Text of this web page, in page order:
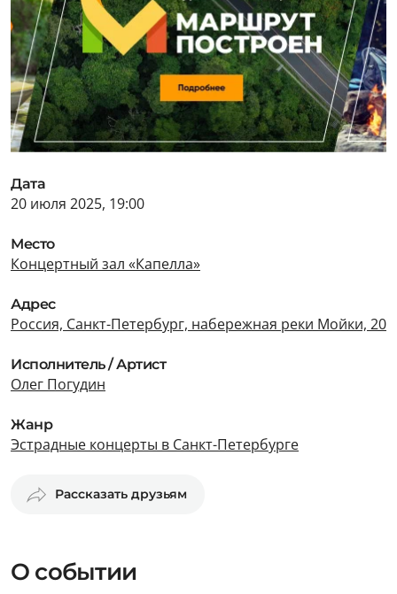
Дата
20 июля 2025, 19:00
Место
Концертный зал «Капелла»
Адрес
Россия, Санкт-Петербург, набережная реки Мойки, 20
Исполнитель / Артист
Олег Погудин
Жанр
Эстрадные концерты в Санкт-Петербурге
Рассказать друзьям
О событии